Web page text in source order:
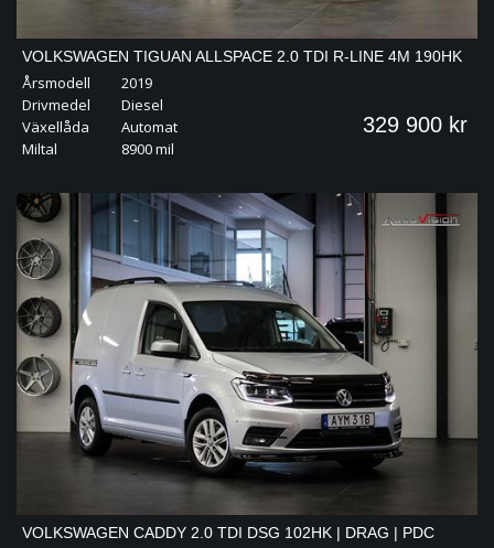
VOLKSWAGEN TIGUAN ALLSPACE 2.0 TDI R-LINE 4M 190HK
PANO DRAG DYNAUDIO 20"
Årsmodell
2019
Drivmedel
Diesel
Växellåda
Automat
Miltal
8900 mil
329 900 kr
VOLKSWAGEN CADDY 2.0 TDI DSG 102HK | DRAG | PDC